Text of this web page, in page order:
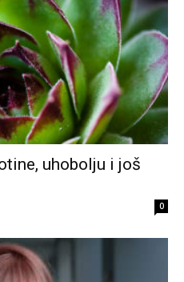
uhobolju i još
0